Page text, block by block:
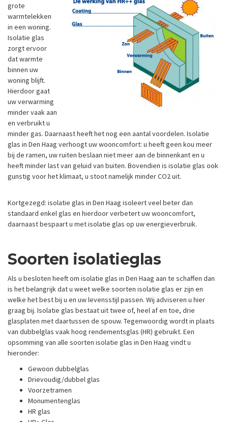
grote
warmtelekken
in een woning.
Isolatie glas
zorgt ervoor
dat warmte
binnen uw
woning blijft.
Hierdoor gaat
uw verwarming
minder vaak aan
en verbruikt u
minder gas. Daarnaast heeft het nog een aantal voordelen. Isolatie
glas in Den Haag verhoogt uw wooncomfort: u heeft geen kou meer
bij de ramen, uw ruiten beslaan niet meer aan de binnenkant en u
heeft minder last van geluid van buiten. Bovendien is isolatie glas ook
gunstig voor het klimaat, u stoot namelijk minder CO2 uit.
Kortgezegd: isolatie glas in Den Haag isoleert veel beter dan
standaard enkel glas en hierdoor verbetert uw wooncomfort,
daarnaast bespaart u met isolatie glas op uw energieverbruik.
Soorten isolatieglas
Als u besloten heeft om isolatie glas in Den Haag aan te schaffen dan
is het belangrijk dat u weet welke soorten isolatie glas er zijn en
welke het best bij u en uw levensstijl passen. Wij adviseren u hier
graag bij. Isolatie glas bestaat uit twee of, heel af en toe, drie
glasplaten met daartussen de spouw. Tegenwoordig wordt in plaats
van dubbelglas vaak hoog rendementsglas (HR) gebruikt. Een
opsomming van alle soorten isolatie glas in Den Haag vindt u
hieronder:
Gewoon dubbelglas
Drievoudig/dubbel glas
Voorzetramen
Monumentenglas
HR glas